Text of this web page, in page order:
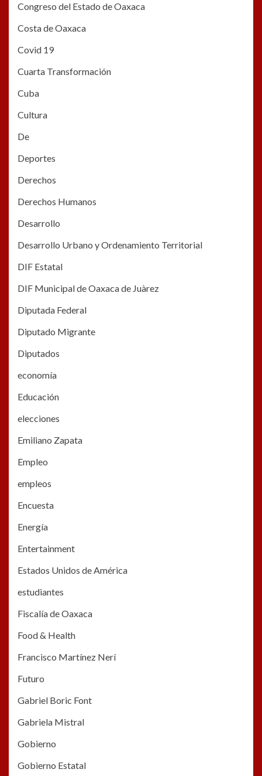
Congreso del Estado de Oaxaca
Costa de Oaxaca
Covid 19
Cuarta Transformación
Cuba
Cultura
De
Deportes
Derechos
Derechos Humanos
Desarrollo
Desarrollo Urbano y Ordenamiento Territorial
DIF Estatal
DIF Municipal de Oaxaca de Juàrez
Diputada Federal
Diputado Migrante
Diputados
economía
Educación
elecciones
Emiliano Zapata
Empleo
empleos
Encuesta
Energía
Entertainment
Estados Unidos de América
estudiantes
Fiscalía de Oaxaca
Food & Health
Francisco Martínez Nerí
Futuro
Gabriel Boric Font
Gabriela Mistral
Gobierno
Gobierno Estatal